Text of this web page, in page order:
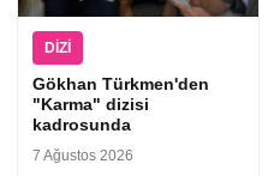
DIZI
Gökhan Türkmen'den
"Karma" dizisi
kadrosunda
7 Ağustos 2026